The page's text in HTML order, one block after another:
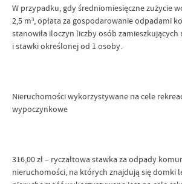
W przypadku, gdy średniomiesięczne zużycie
2,5 m³, opłata za gospodarowanie odpadami
stanowiła iloczyn liczby osób
i stawki określonej od 1 osoby.
Nieruchomości wykorzystywane na cele
wypoczynkowe
316,00 zł – ryczałtowa stawka za odpady
nieruchomości, na których znajdują się domki